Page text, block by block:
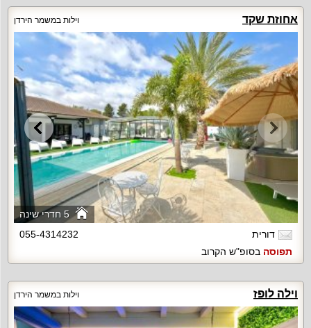
אחוזת שקד וילות במשמר הירדן
5 חדרי שינה
דורית
055-4314232
תפוסה בסופ"ש הקרוב
וילה לופז וילות במשמר הירדן